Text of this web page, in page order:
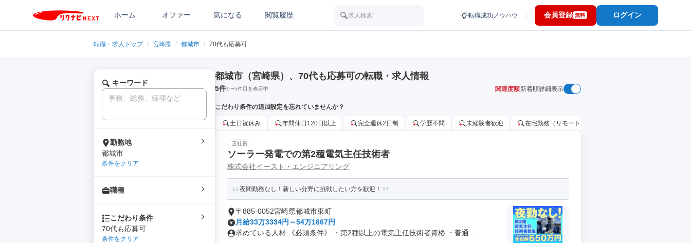
ホーム オファー 気になる 閲覧履歴 求人検索 転職成功ノウハウ 会員登録 無料 ログイン
転職・求人トップ / 宮崎県 / 都城市 / 70代も応募可
キーワード
勤務地
都城市
条件をクリア
職種
こだわり条件
70代も応募可
条件をクリア
都城市（宮崎県）、70代も応募可の転職・求人情報
5件1〜5件目を表示中 関連度順新着順詳細表示
こだわり条件の追加設定を忘れていませんか？
土日祝休み 年間休日120日以上 完全週休2日制 学歴不問 未経験者歓迎 在宅勤務（リモートワーク）OK
正社員
ソーラー発電での第2種電気主任技術者
株式会社イースト・エンジニアリング
夜間勤務なし！新しい分野に挑戦したい方を歓迎！
〒885-0052宮崎県都城市東町
月給33万3334円～54万1667円
求めている人材 《必須条件》 ・第2種以上の電気主任技術者資格 ・普通...